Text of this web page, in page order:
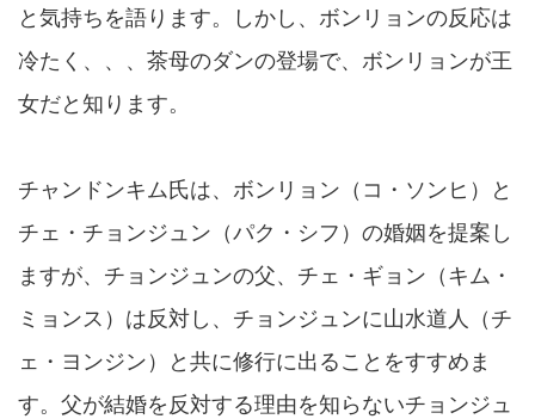
と気持ちを語ります。しかし、ボンリョンの反応は
冷たく、、、茶母のダンの登場で、ボンリョンが王
女だと知ります。
チャンドンキム氏は、ボンリョン（コ・ソンヒ）と
チェ・チョンジュン（パク・シフ）の婚姻を提案し
ますが、チョンジュンの父、チェ・ギョン（キム・
ミョンス）は反対し、チョンジュンに山水道人（チ
ェ・ヨンジン）と共に修行に出ることをすすめま
す。父が結婚を反対する理由を知らないチョンジュ